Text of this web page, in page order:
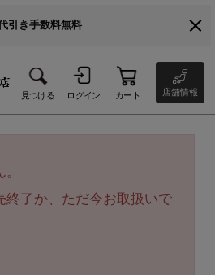
引き手数料無料
見つける ログイン カート 店舗情報
終了か、ただ今お取扱いで